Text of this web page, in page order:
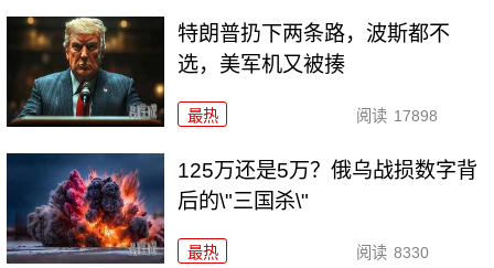
特朗普扔下两条路，波斯都不
选，美军机又被揍
最热 阅读 17898
125万还是5万？俄乌战损数字背
后的\"三国杀\"
最热 阅读 8330